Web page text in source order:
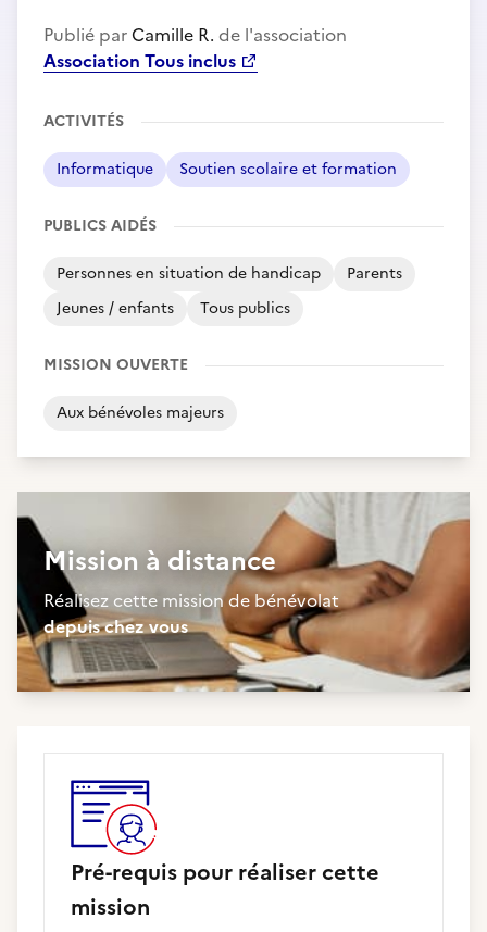
Publié par Camille R. de l'association
Association Tous inclus
ACTIVITÉS
Informatique Soutien scolaire et formation
PUBLICS AIDÉS
Personnes en situation de handicap
Parents
Jeunes / enfants
Tous publics
MISSION OUVERTE
Aux bénévoles majeurs
Mission à distance
Réalisez cette mission de bénévolat
depuis chez vous
Pré-requis pour réaliser cette
mission